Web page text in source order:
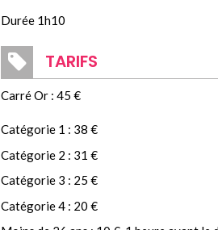
Durée 1h10
TARIFS
Carré Or : 45 €
Catégorie 1 : 38 €
Catégorie 2 : 31 €
Catégorie 3 : 25 €
Catégorie 4 : 20 €